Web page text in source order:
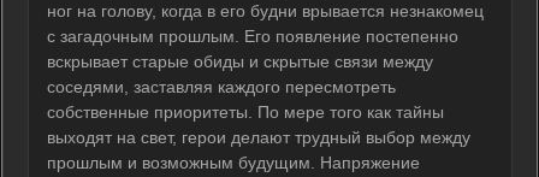
ног на голову, когда в его будни врывается незнакомец
с загадочным прошлым. Его появление постепенно
вскрывает старые обиды и скрытые связи между
соседями, заставляя каждого пересмотреть
собственные приоритеты. По мере того как тайны
выходят на свет, герои делают трудный выбор между
прошлым и возможным будущим. Напряжение